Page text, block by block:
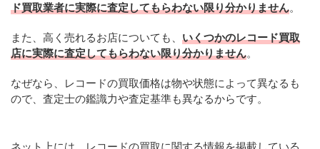
ド買取業者に実際に査定してもらわない限り分かりません。
また、高く売れるお店についても、 いくつかのレコード買取
店に実際に査定してもらわない限り分かりません。
なぜなら、レコードの買取価格は物や状態によって異なるも
ので、査定士の鑑識力や査定基準も異なるからです。